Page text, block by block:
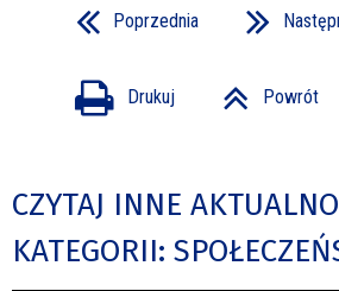
Poprzednia
Drukuj Powrót
CZYTAJ INNE
KATEGORII: